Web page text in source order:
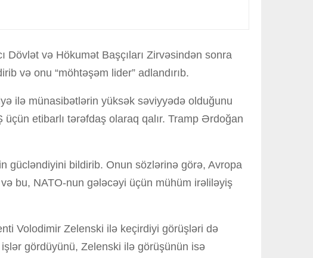
və Hökumət Başçıları Zirvəsindən sonra
və onu “möhtəşəm lider” adlandırıb.
ilə münasibətlərin yüksək səviyyədə olduğunu
etibarlı tərəfdaş olaraq qalır. Tramp Ərdoğan
gücləndiyini bildirib. Onun sözlərinə görə, Avropa
bu, NATO-nun gələcəyi üçün mühüm irəliləyiş
Volodimir Zelenski ilə keçirdiyi görüşləri də
gördüyünü, Zelenski ilə görüşünün isə